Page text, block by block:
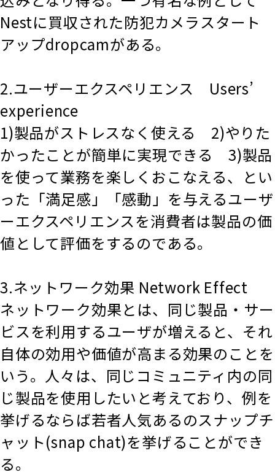
Nestに買収された防犯カメラスタート
アップdropcamがある。
2.ユーザーエクスペリエンス Users’
experience
1)製品がストレスなく使える 2)やりた
かったことが簡単に実現できる 3)製品
を使って業務を楽しくおこなえる、とい
った「満足感」「感動」を与えるユーザ
ーエクスペリエンスを消費者は製品の価
値として評価をするのである。
3.ネットワーク効果 Network Effect
ネットワーク効果とは、同じ製品・サー
ビスを利用するユーザが増えると、それ
自体の効用や価値が高まる効果のことを
いう。人々は、同じコミュニティ内の同
じ製品を使用したいと考えており、例を
挙げるならば若者人気あるのスナップチ
ャット(snap chat)を挙げることができ
る。